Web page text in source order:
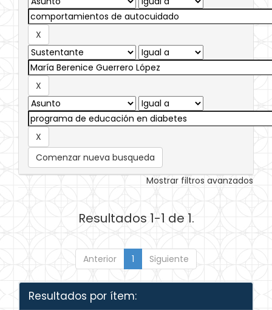
Comenzar nueva busqueda
Mostrar filtros avanzados
Resultados 1-1 de 1.
Anterior 1 Siguiente
Resultados por ítem: